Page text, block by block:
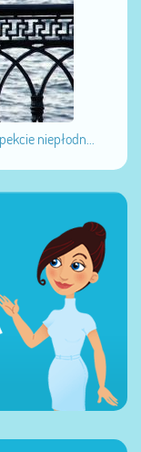
niepłodn...